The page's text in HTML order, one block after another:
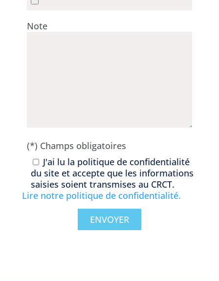
Note
(*) Champs obligatoires
J'ai lu la politique de confidentialité
du site et accepte que les informations
saisies soient transmises au CRCT.
Lire notre politique de confidentialité.